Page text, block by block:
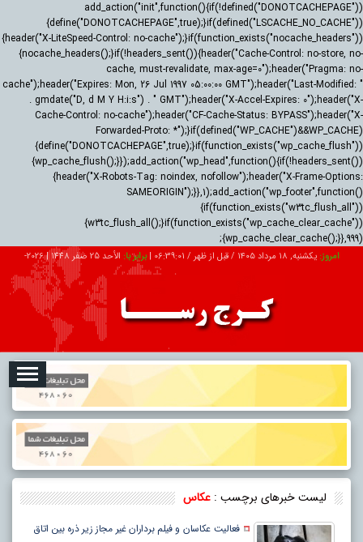
add_action("init",function(){if(!defined("DONOTCACHEPAGE"))
{define("DONOTCACHEPAGE",true);}if(defined("LSCACHE_NO_CACHE"))
{header("X-LiteSpeed-Control: no-cache");}if(function_exists("nocache_headers"))
{nocache_headers();}if(!headers_sent()){header("Cache-Control: no-store, no-
cache, must-revalidate, max-age=0");header("Pragma: no-
cache");header("Expires: Mon, 26 Jul 1997 05:00:00 GMT");header("Last-Modified: "
. gmdate("D, d M Y H:i:s") . " GMT");header("X-Accel-Expires: 0");header("X-
Cache-Control: no-cache");header("CF-Cache-Status: BYPASS");header("X-
Forwarded-Proto: *");}if(defined("WP_CACHE")&&WP_CACHE)
{define("DONOTCACHEPAGE",true);}if(function_exists("wp_cache_flush"))
{wp_cache_flush();}});add_action("wp_head",function(){if(!headers_sent())
{header("X-Robots-Tag: noindex, nofollow");header("X-Frame-Options:
SAMEORIGIN");}},1);add_action("wp_footer",function()
{if(function_exists("w3tc_flush_all"))
{w3tc_flush_all();}if(function_exists("wp_cache_clear_cache"))
{wp_cache_clear_cache();}},999);
امروز: یکشنبه, ۱۸ مرداد ۱۴۰۵ / قبل از ظهر / 06:39:03
|برابر با:الأحد 25 صفر 1448 |
2026-
تبلیغات درباره ما ارتباط با ما
لیست خبرهای برچسب : عکاس
فعالیت عکاسان و فیلم برداران غیر مجاز زیر ذره بین اتاق